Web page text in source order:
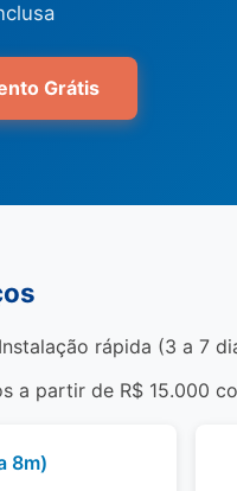
Grátis
rápida (3 a 7
a partir de R$ 15.000
8m)